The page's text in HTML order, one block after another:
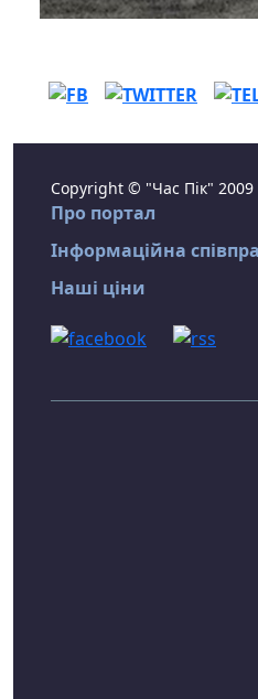
Copyright © "Час Пік" 2009
Про портал
Інформаційна
Наші ціни